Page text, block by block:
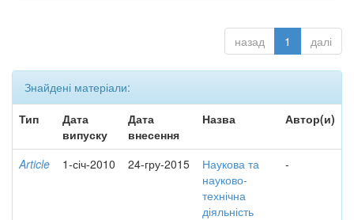
назад 1 далі
Знайдені матеріали:
Тип
Дата
випуску
Дата
внесення
Назва Автор(и)
Article 1-січ-2010 24-гру-2015
Наукова та
науково-
технічна
діяльність
-